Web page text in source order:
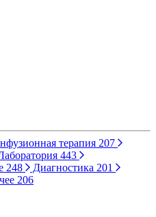
терапия 207
443
248 Диагностика 201
206